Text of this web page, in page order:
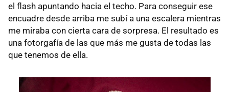
el flash apuntando hacia el techo. Para conseguir ese
encuadre desde arriba me subí a una escalera mientras
me miraba con cierta cara de sorpresa. El resultado es
una fotorgafía de las que más me gusta de todas las
que tenemos de ella.